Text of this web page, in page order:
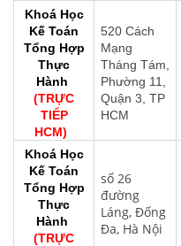
Khoá Học
Kế Toán
Tổng Hợp
Thực
Hành
(TRỰC
TIẾP
HCM)
520 Cách
Mạng
Tháng Tám,
Phường 11,
Quận 3, TP
HCM
Khoá Học
Kế Toán
Tổng Hợp
Thực
Hành
(TRỰC
số 26
đường
Láng, Đống
Đa, Hà Nội